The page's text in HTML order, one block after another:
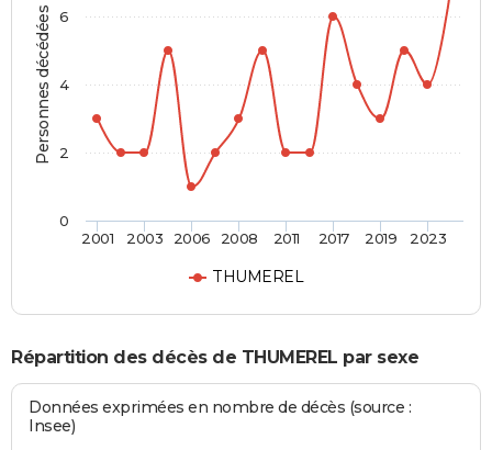
Personnes décédées
THUMEREL
2001 2003 2006 2008 2011 2017 2019 2023
0
2
4
6
Répartition des décès de THUMEREL par sexe
Données exprimées en nombre de décès (source :
Insee)